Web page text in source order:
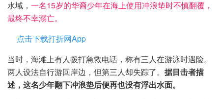
水域， 一名15岁的华裔少年在海上使用冲浪垫时不慎翻覆，
最终不幸溺亡。
点击下载打折网App
当时，海滩上有人拨打急救电话，称有三人在游泳时遇险。
两人设法自行游回岸边，但第三人却失踪了。 据目击者描
述，这名少年翻下冲浪垫后便再也没有浮出水面。